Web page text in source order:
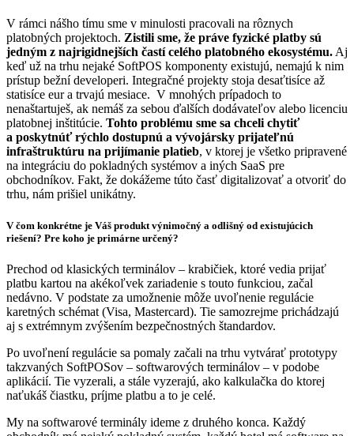
V rámci nášho tímu sme v minulosti pracovali na rôznych
platobných projektoch. Zistili sme, že práve fyzické platby sú
jedným z najrigidnejších častí celého platobného ekosystému. Aj
keď už na trhu nejaké SoftPOS komponenty existujú, nemajú k nim
prístup bežní developeri. Integračné projekty stoja desaťtisíce až
statisíce eur a trvajú mesiace. V mnohých prípadoch to
nenaštartuješ, ak nemáš za sebou ďalších dodávateľov alebo licenciu
platobnej inštitúcie. Tohto problému sme sa chceli chytiť
a poskytnúť rýchlo dostupnú a vývojársky prijateľnú
infraštruktúru na prijímanie platieb, v ktorej je všetko pripravené
na integráciu do pokladných systémov a iných SaaS pre
obchodníkov. Fakt, že dokážeme túto časť digitalizovať a otvoriť do
trhu, nám prišiel unikátny.
V čom konkrétne je Váš produkt výnimočný a odlišný od existujúcich
riešení? Pre koho je primárne určený?
Prechod od klasických terminálov – krabičiek, ktoré vedia prijať
platbu kartou na akékoľvek zariadenie s touto funkciou, začal
nedávno. V podstate za umožnenie môže uvoľnenie regulácie
karetných schémat (Visa, Mastercard). Tie samozrejme prichádzajú
aj s extrémnym zvýšením bezpečnostných štandardov.
Po uvoľnení regulácie sa pomaly začali na trhu vytvárať prototypy
takzvaných SoftPOSov – softwarových terminálov – v podobe
aplikácií. Tie vyzerali, a stále vyzerajú, ako kalkulačka do ktorej
naťukáš čiastku, príjme platbu a to je celé.
My na softwarové terminály ideme z druhého konca. Každý